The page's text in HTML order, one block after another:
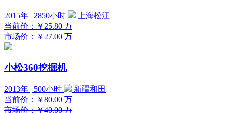
2015年 | 2850小时
上海松江
当前价：
￥25.80 万
市场价：￥27.00 万
小松360挖掘机
2013年 | 500小时
新疆和田
当前价：
￥80.00 万
市场价：￥40.00 万